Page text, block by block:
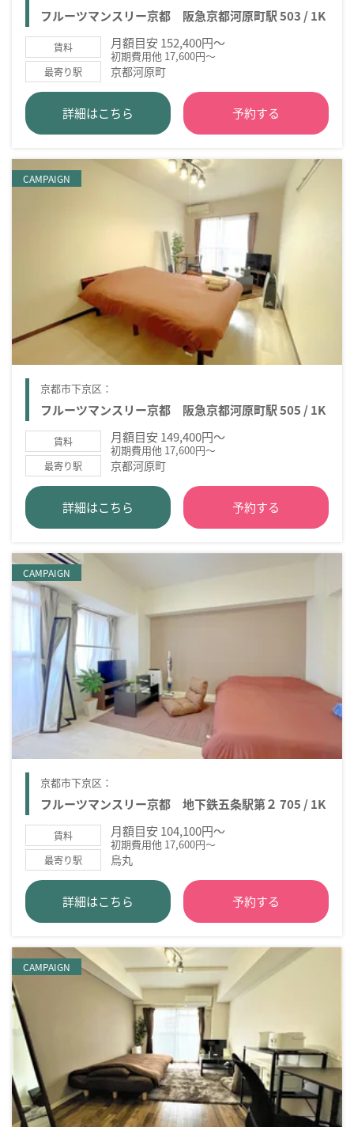
フルーツマンスリー京都 阪急京都河原町駅 503 / 1K
賃料 月額目安 152,400円～
初期費用他 17,600円～
最寄り駅 京都河原町
詳細はこちら 予約する
CAMPAIGN
京都市下京区：
フルーツマンスリー京都 阪急京都河原町駅 505 / 1K
賃料 月額目安 149,400円～
初期費用他 17,600円～
最寄り駅 京都河原町
詳細はこちら 予約する
CAMPAIGN
京都市下京区：
フルーツマンスリー京都 地下鉄五条駅第２ 705 / 1K
賃料 月額目安 104,100円～
初期費用他 17,600円～
最寄り駅 烏丸
詳細はこちら 予約する
CAMPAIGN